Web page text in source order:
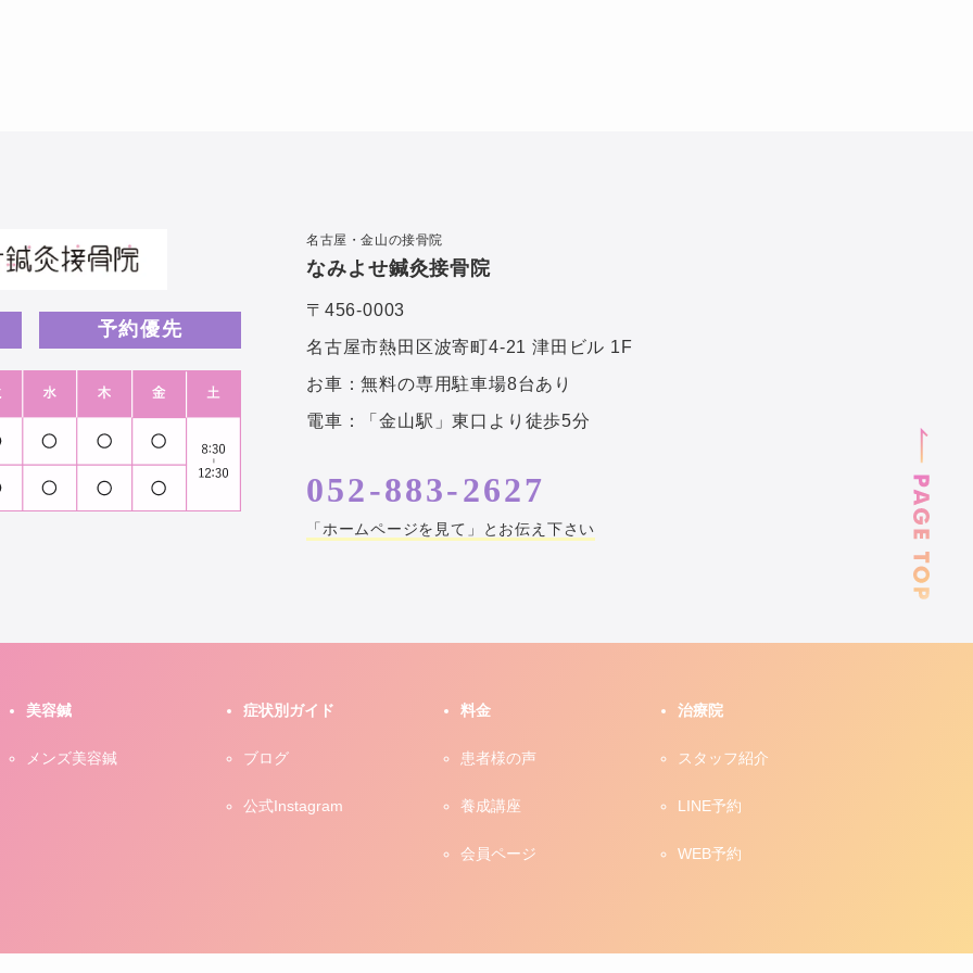
予約優先
名古屋・金山の接骨院
なみよせ鍼灸接骨院
〒456-0003
名古屋市熱田区波寄町4-21 津田ビル 1F
お車：無料の専用駐車場8台あり
電車：「金山駅」東口より徒歩5分
052-883-2627
「ホームページを見て」とお伝え下さい
美容鍼
メンズ美容鍼
症状別ガイド
ブログ
公式Instagram
料金
患者様の声
養成講座
会員ページ
治療院
スタッフ紹介
LINE予約
WEB予約